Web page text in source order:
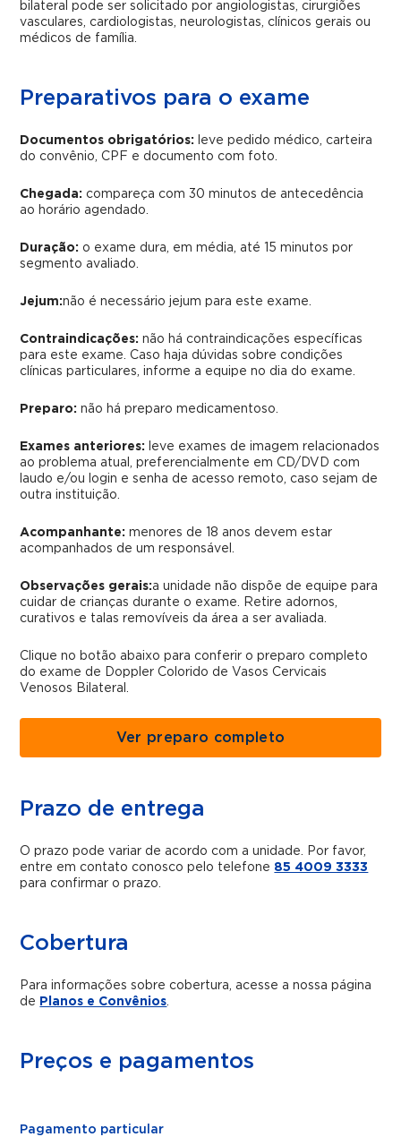
bilateral pode ser solicitado por angiologistas, cirurgiões
vasculares, cardiologistas, neurologistas, clínicos gerais ou
médicos de família.
Preparativos para o exame
Documentos obrigatórios:
leve pedido médico, carteira
do convênio, CPF e documento com foto.
Chegada: compareça com 30 minutos de antecedência
ao horário agendado.
Duração: o exame dura, em média, até 15 minutos por
segmento avaliado.
Jejum:não é necessário jejum para este exame.
Contraindicações: não há contraindicações específicas
para este exame. Caso haja dúvidas sobre condições
clínicas particulares, informe a equipe no dia do exame.
Preparo:não há preparo medicamentoso.
Exames anteriores:
leve exames de imagem relacionados
ao problema atual, preferencialmente em CD/DVD com
laudo e/ou login e senha de acesso remoto, caso sejam de
outra instituição.
Acompanhante: menores de 18 anos devem estar
acompanhados de um responsável.
Observações gerais:a unidade não dispõe de equipe para
cuidar de crianças durante o exame. Retire adornos,
curativos e talas removíveis da área a ser avaliada.
Clique no botão abaixo para conferir o preparo completo
do exame de Doppler Colorido de Vasos Cervicais
Venosos Bilateral.
Ver preparo completo
Prazo de entrega
O prazo pode variar de acordo com a unidade. Por favor,
entre em contato conosco pelo telefone 85 4009 3333
para confirmar o prazo.
Cobertura
Para informações sobre cobertura, acesse a nossa página
de Planos e Convênios.
Preços e pagamentos
Pagamento particular